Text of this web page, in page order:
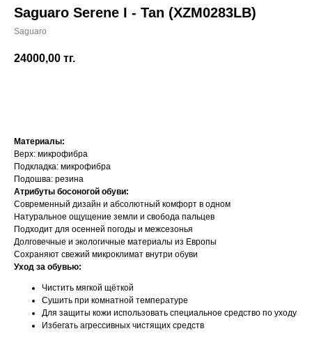
Saguaro Serene I - Tan (XZM0283LB)
Saguaro
24000,00 тг.
Материалы:
Верх: микрофибра
Подкладка: микрофибра
Подошва: резина
Атрибуты босоногой обуви:
Современный дизайн и абсолютный комфорт в одном
Натуральное ощущение земли и свобода пальцев
Подходит для осенней погоды и межсезонья
Долговечные и экологичные материалы из Европы
Сохраняют свежий микроклимат внутри обуви
Уход за обувью:
Чистить мягкой щёткой
Сушить при комнатной температуре
Для защиты кожи использовать специальное средство по уходу
Избегать агрессивных чистящих средств